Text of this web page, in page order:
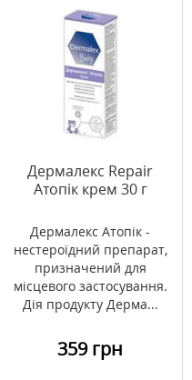
Дермалекс Repair
Атопік крем 30 г
Дермалекс Атопік -
нестероїдний препарат,
призначений для
місцевого застосування.
Дія продукту Дерма...
359 грн